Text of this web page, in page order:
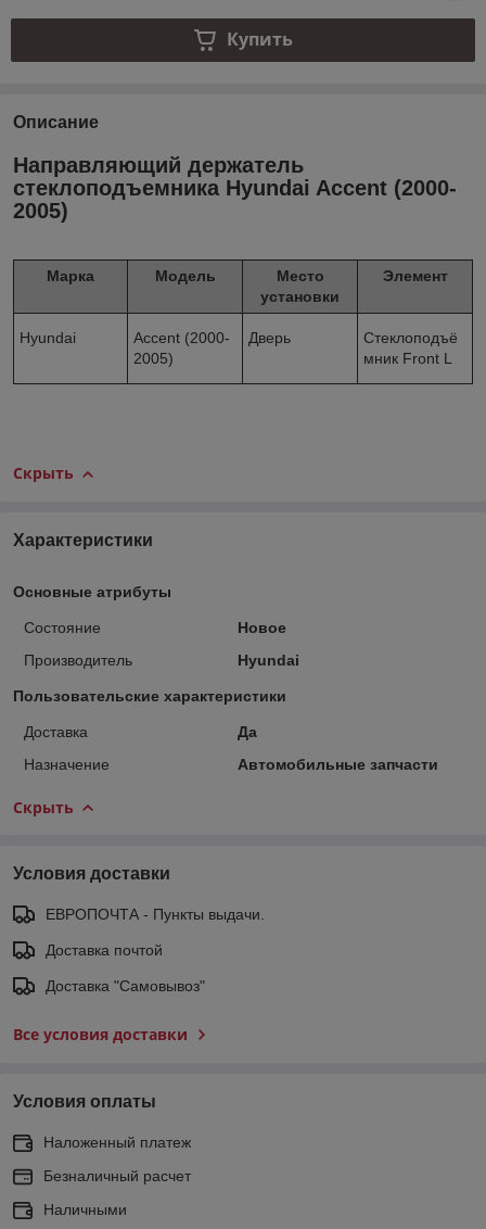
Купить
Описание
Направляющий держатель
стеклоподъемника Hyundai Accent (2000-
2005)
Марка Модель
Место
установки
Элемент
Hyundai
Accent (2000-
2005)
Дверь
Стеклоподъё
мник Front L
Скрыть
Характеристики
Основные атрибуты
Состояние
Новое
Производитель
Hyundai
Пользовательские характеристики
Доставка
Да
Назначение
Автомобильные запчасти
Скрыть
Условия доставки
ЕВРОПОЧТА - Пункты выдачи.
Доставка почтой
Доставка "Самовывоз"
Все условия доставки
Условия оплаты
Наложенный платеж
Безналичный расчет
Наличными